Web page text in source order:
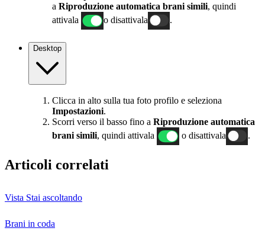
a Riproduzione automatica brani simili, quindi
attivala
o disattivala .
Desktop
Clicca in alto sulla tua foto profilo e seleziona
Impostazioni.
Scorri verso il basso fino a Riproduzione automatica
brani simili, quindi attivala o disattivala .
Articoli correlati
Vista Stai ascoltando
Brani in coda